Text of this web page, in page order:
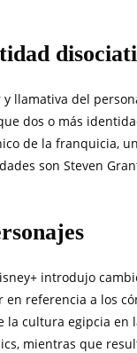
llamativa del
dos o más
de la franquicia,
son Steven
introdujo
en referencia a los
cultura egipcia en
mientras que